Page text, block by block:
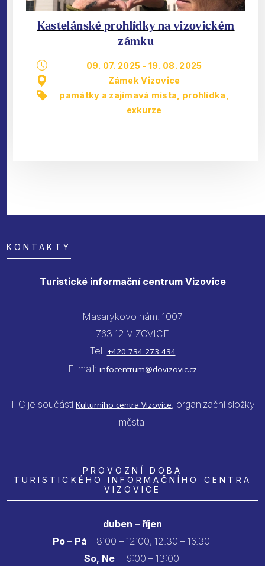
Kastelánské prohlídky na vizovickém
zámku
09. 07. 2025 -19. 08. 2025
Zámek Vizovice
památky a zajímavá místa
prohlídka,
exkurze
KONTAKTY
Turistické informační centrum Vizovice
Masarykovo nám. 1007
763 12 VIZOVICE
Tel: +420 734 273 434
E-mail: infocentrum@dovizovic.cz
TIC je součástí Kulturního centra Vizovice, organizační složky
města
PROVOZNÍ DOBA
TURISTICKÉHO INFORMAČNÍHO CENTRA
VIZOVICE
duben – říjen
Po – Pá
8:00 – 12:00, 12.30 – 16.30
So, Ne9:00 – 13:00